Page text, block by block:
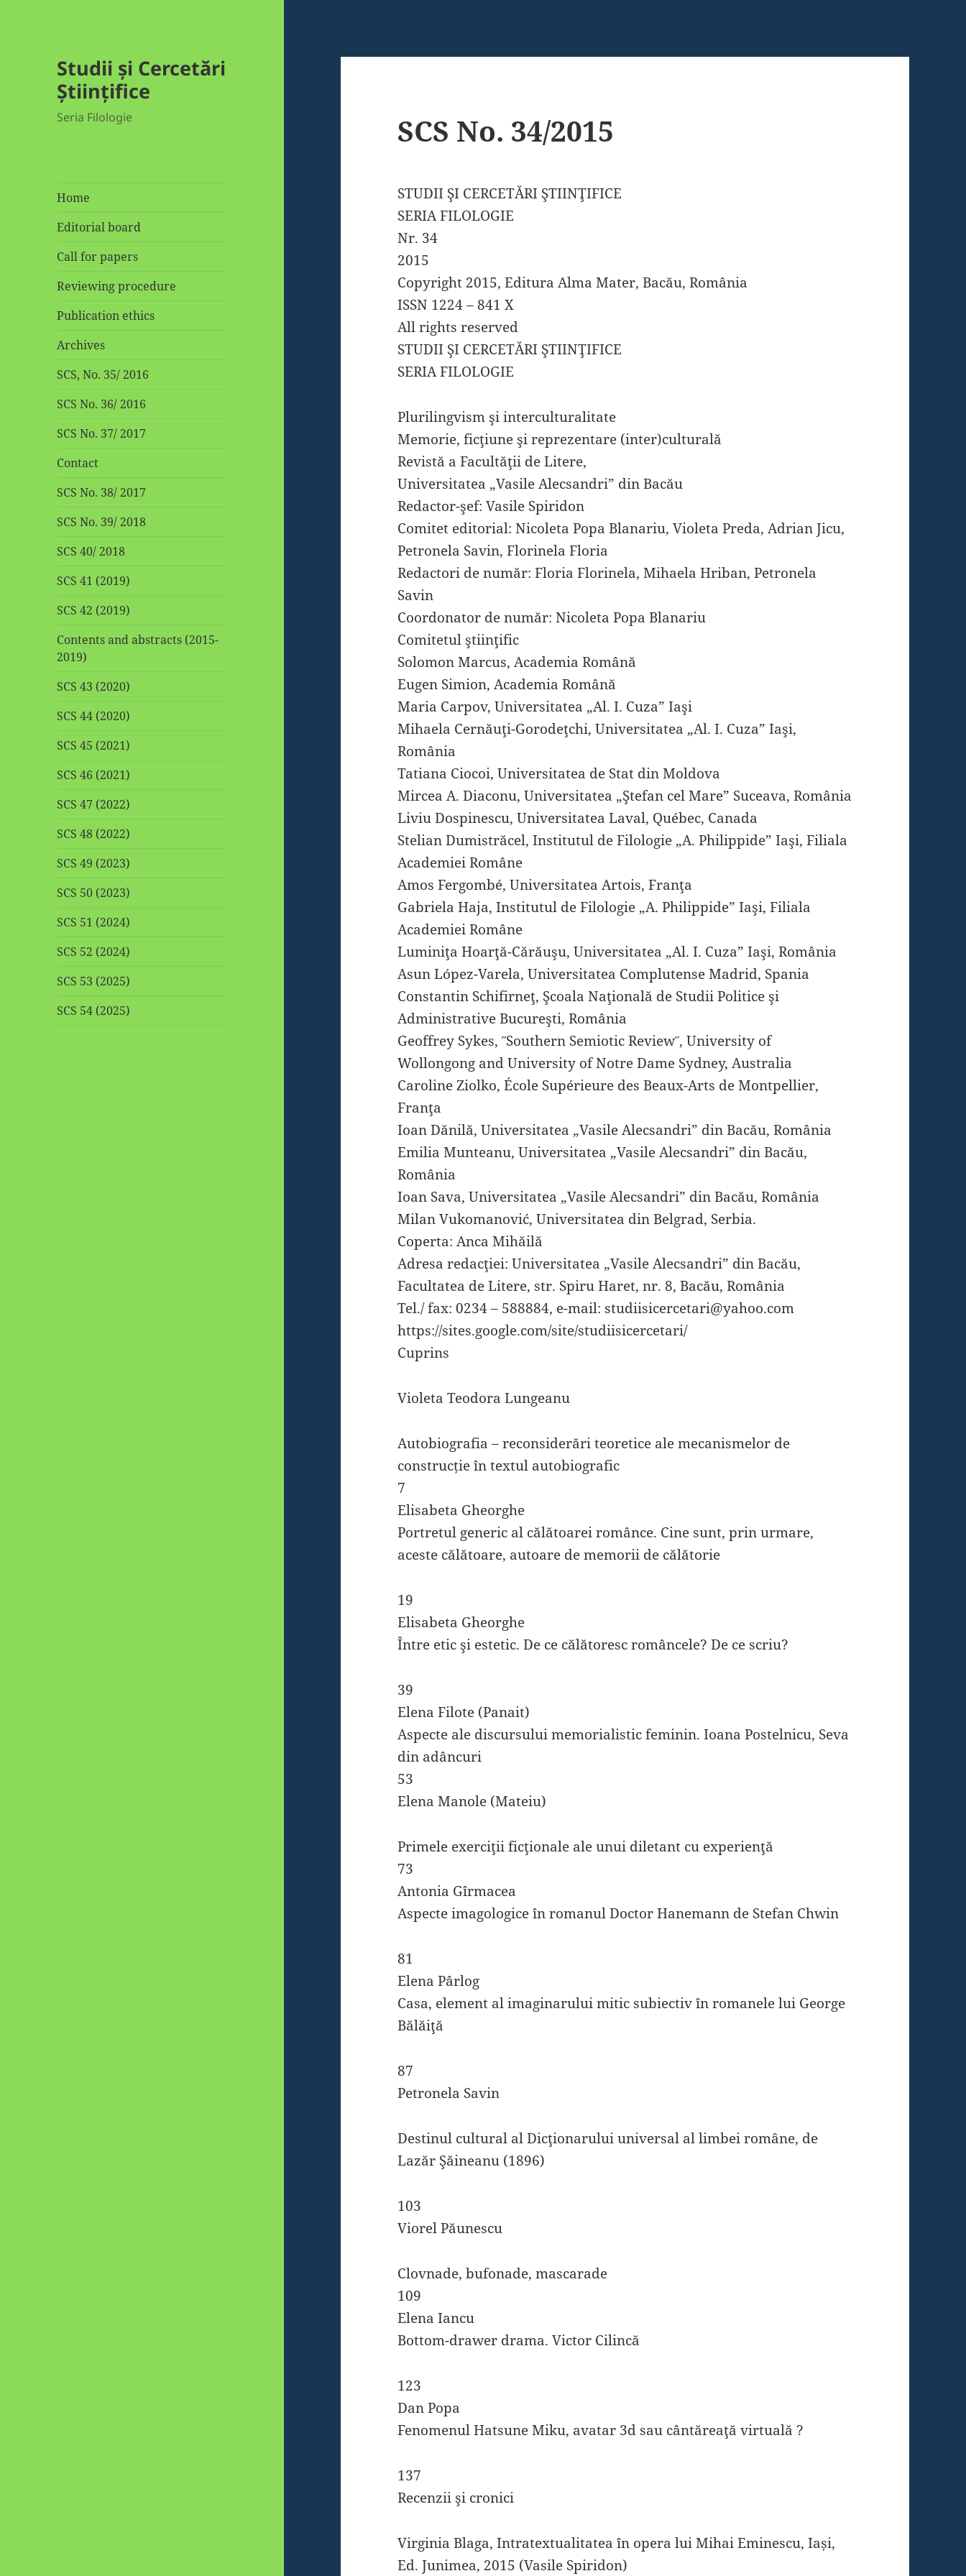
Studii și Cercetări
Științifice
Seria Filologie
Home
Editorial board
Call for papers
Reviewing procedure
Publication ethics
Archives
SCS, No. 35/ 2016
SCS No. 36/ 2016
SCS No. 37/ 2017
Contact
SCS No. 38/ 2017
SCS No. 39/ 2018
SCS 40/ 2018
SCS 41 (2019)
SCS 42 (2019)
Contents and abstracts (2015-
2019)
SCS 43 (2020)
SCS 44 (2020)
SCS 45 (2021)
SCS 46 (2021)
SCS 47 (2022)
SCS 48 (2022)
SCS 49 (2023)
SCS 50 (2023)
SCS 51 (2024)
SCS 52 (2024)
SCS 53 (2025)
SCS 54 (2025)
SCS No. 34/2015
STUDII ŞI CERCETĂRI ŞTIINŢIFICE
SERIA FILOLOGIE
Nr. 34
2015
Copyright 2015, Editura Alma Mater, Bacău, România
ISSN 1224 – 841 X
All rights reserved
STUDII ŞI CERCETĂRI ŞTIINŢIFICE
SERIA FILOLOGIE
Plurilingvism şi interculturalitate
Memorie, ficţiune şi reprezentare (inter)culturală
Revistă a Facultăţii de Litere,
Universitatea „Vasile Alecsandri” din Bacău
Redactor-şef: Vasile Spiridon
Comitet editorial: Nicoleta Popa Blanariu, Violeta Preda, Adrian Jicu,
Petronela Savin, Florinela Floria
Redactori de număr: Floria Florinela, Mihaela Hriban, Petronela
Savin
Coordonator de număr: Nicoleta Popa Blanariu
Comitetul ştiinţific
Solomon Marcus, Academia Română
Eugen Simion, Academia Română
Maria Carpov, Universitatea „Al. I. Cuza” Iaşi
Mihaela Cernăuţi-Gorodeţchi, Universitatea „Al. I. Cuza” Iaşi,
România
Tatiana Ciocoi, Universitatea de Stat din Moldova
Mircea A. Diaconu, Universitatea „Ştefan cel Mare” Suceava, România
Liviu Dospinescu, Universitatea Laval, Québec, Canada
Stelian Dumistrăcel, Institutul de Filologie „A. Philippide” Iaşi, Filiala
Academiei Române
Amos Fergombé, Universitatea Artois, Franţa
Gabriela Haja, Institutul de Filologie „A. Philippide” Iaşi, Filiala
Academiei Române
Luminiţa Hoarţă-Cărăuşu, Universitatea „Al. I. Cuza” Iaşi, România
Asun López-Varela, Universitatea Complutense Madrid, Spania
Constantin Schifirneţ, Şcoala Naţională de Studii Politice şi
Administrative Bucureşti, România
Geoffrey Sykes, ˝Southern Semiotic Review˝, University of
Wollongong and University of Notre Dame Sydney, Australia
Caroline Ziolko, École Supérieure des Beaux-Arts de Montpellier,
Franţa
Ioan Dănilă, Universitatea „Vasile Alecsandri” din Bacău, România
Emilia Munteanu, Universitatea „Vasile Alecsandri” din Bacău,
România
Ioan Sava, Universitatea „Vasile Alecsandri” din Bacău, România
Milan Vukomanović, Universitatea din Belgrad, Serbia.
Coperta: Anca Mihăilă
Adresa redacţiei: Universitatea „Vasile Alecsandri” din Bacău,
Facultatea de Litere, str. Spiru Haret, nr. 8, Bacău, România
Tel./ fax: 0234 – 588884, e-mail: studiisicercetari@yahoo.com
https://sites.google.com/site/studiisicercetari/
Cuprins
Violeta Teodora Lungeanu
Autobiografia – reconsiderări teoretice ale mecanismelor de
construcție în textul autobiografic
7
Elisabeta Gheorghe
Portretul generic al călătoarei românce. Cine sunt, prin urmare,
aceste călătoare, autoare de memorii de călătorie
19
Elisabeta Gheorghe
Între etic şi estetic. De ce călătoresc româncele? De ce scriu?
39
Elena Filote (Panait)
Aspecte ale discursului memorialistic feminin. Ioana Postelnicu, Seva
din adâncuri
53
Elena Manole (Mateiu)
Primele exerciţii ficţionale ale unui diletant cu experienţă
73
Antonia Gîrmacea
Aspecte imagologice în romanul Doctor Hanemann de Stefan Chwin
81
Elena Pârlog
Casa, element al imaginarului mitic subiectiv în romanele lui George
Bălăiţă
87
Petronela Savin
Destinul cultural al Dicţionarului universal al limbei romȃne, de
Lazăr Şăineanu (1896)
103
Viorel Păunescu
Clovnade, bufonade, mascarade
109
Elena Iancu
Bottom-drawer drama. Victor Cilincă
123
Dan Popa
Fenomenul Hatsune Miku, avatar 3d sau cântăreaţă virtuală ?
137
Recenzii şi cronici
Virginia Blaga, Intratextualitatea în opera lui Mihai Eminescu, Iași,
Ed. Junimea, 2015 (Vasile Spiridon)